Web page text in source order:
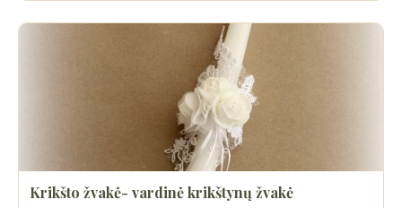
Krikšto žvakė- vardinė krikštynų žvakė